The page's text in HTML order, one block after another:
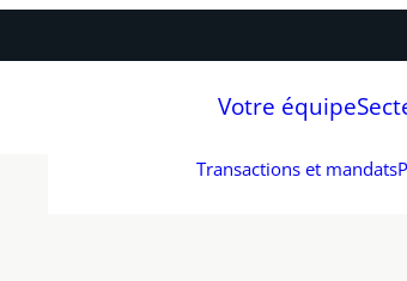
Votre équipe
Transactions et mandats